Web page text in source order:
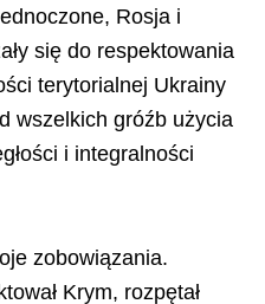
Rosja i
się do respektowania
terytorialnej Ukrainy
wszelkich gróźb użycia
i integralności
zobowiązania.
Krym, rozpętał